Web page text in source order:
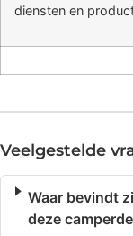
diensten en
Veelgestelde
Waar bevindt
deze